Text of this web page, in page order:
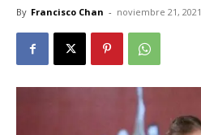
By Francisco Chan - noviembre 21, 2021